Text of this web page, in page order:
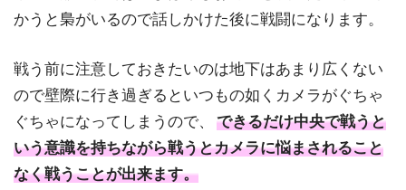
かうと梟がいるので話しかけた後に戦闘になります。
戦う前に注意しておきたいのは地下はあまり広くない
ので壁際に行き過ぎるといつもの如くカメラがぐちゃ
ぐちゃになってしまうので、
できるだけ中央で戦うと
いう意識を持ちながら戦うとカメラに悩まされること
なく戦うことが出来ます。